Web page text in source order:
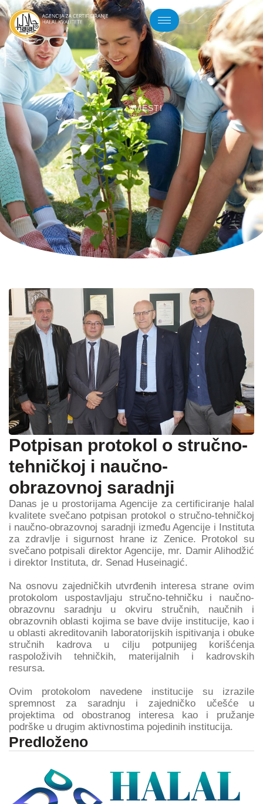
VIJESTI
Potpisan protokol o stručno-
tehničkoj i naučno-
obrazovnoj saradnji
Danas je u prostorijama Agencije za certificiranje halal
kvalitete svečano potpisan protokol o stručno-tehničkoj
i naučno-obrazovnoj saradnji između Agencije i Instituta
za zdravlje i sigurnost hrane iz Zenice. Protokol su
svečano potpisali direktor Agencije, mr. Damir Alihodžić
i direktor Instituta, dr. Senad Huseinagić.
Na osnovu zajedničkih utvrđenih interesa strane ovim
protokolom uspostavljaju stručno-tehničku i naučno-
obrazovnu saradnju u okviru stručnih, naučnih i
obrazovnih oblasti kojima se bave dvije institucije, kao i
u oblasti akreditovanih laboratorijskih ispitivanja i obuke
stručnih kadrova u cilju potpunijeg korišćenja
raspoloživih tehničkih, materijalnih i kadrovskih
resursa.
Ovim protokolom navedene institucije su izrazile
spremnost za saradnju i zajedničko učešće u
projektima od obostranog interesa kao i pružanje
podrške u drugim aktivnostima pojedinih institucija.
Predloženo